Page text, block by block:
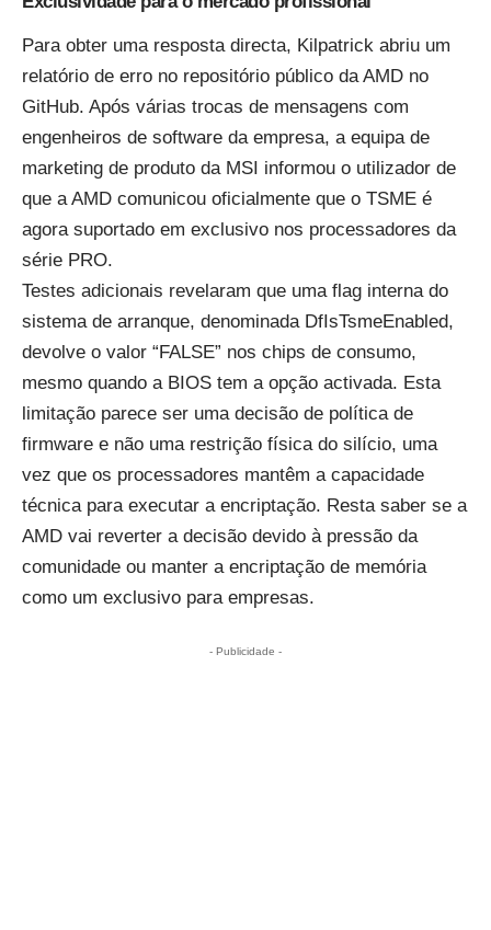
Para obter uma resposta directa, Kilpatrick abriu um
relatório de erro no repositório público da AMD no
GitHub. Após várias trocas de mensagens com
engenheiros de software da empresa, a equipa de
marketing de produto da MSI informou o utilizador de
que a AMD comunicou oficialmente que o TSME é
agora suportado em exclusivo nos processadores da
série PRO.
Testes adicionais revelaram que uma flag interna do
sistema de arranque, denominada DfIsTsmeEnabled,
devolve o valor “FALSE” nos chips de consumo,
mesmo quando a BIOS tem a opção activada. Esta
limitação parece ser uma decisão de política de
firmware e não uma restrição física do silício, uma
vez que os processadores mantêm a capacidade
técnica para executar a encriptação. Resta saber se a
AMD vai reverter a decisão devido à pressão da
comunidade ou manter a encriptação de memória
como um exclusivo para empresas.
- Publicidade -